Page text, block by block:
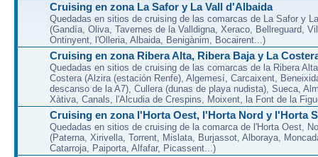
Cruising en zona La Safor y La Vall d'Albaida
Quedadas en sitios de cruising de las comarcas de La Safor y
(Gandía, Oliva, Tavernes de la Valldigna, Xeraco, Bellreguard,
Ontinyent, l'Olleria, Albaida, Benigànim, Bocairent...)
Cruising en zona Ribera Alta, Ribera Baja y La
Quedadas en sitios de cruising de las comarcas de la Ribera
Costera (Alzira (estación Renfe), Algemesí, Carcaixent,
descanso de la A7), Cullera (dunas de playa nudista), Sueca,
Xàtiva, Canals, l'Alcudia de Crespins, Moixent, la Font de la
Cruising en zona l'Horta Oest, l'Horta Nord y l'Horta
Quedadas en sitios de cruising de la comarca de l'Horta Oest,
(Paterna, Xirivella, Torrent, Mislata, Burjassot, Alboraya,
Catarroja, Paiporta, Alfafar, Picassent...)